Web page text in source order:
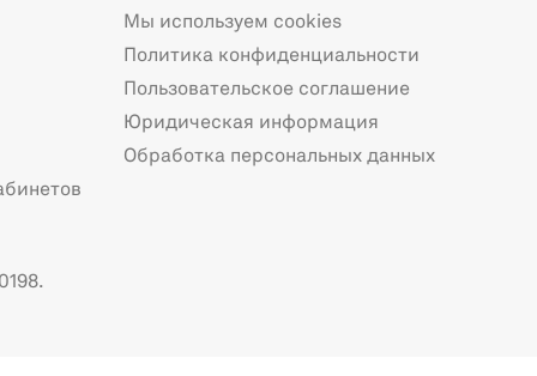
Мы используем cookies
Политика конфиденциальности
Пользовательское соглашение
Юридическая информация
Обработка персональных данных